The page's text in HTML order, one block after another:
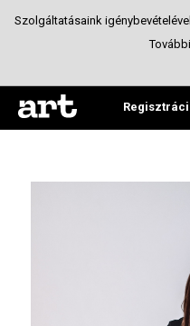
typography + movie
Design
Szolgáltatásaink